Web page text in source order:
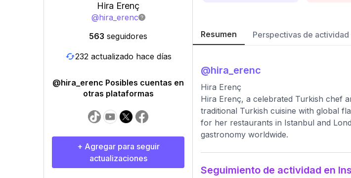
Hira Erenç
@hira_erenc
563 seguidores
232 actualizado hace días
@hira_erenc Posibles cuentas en
otras plataformas
+ Agregar para seguir
actualizaciones
Resumen Perspectivas de actividad
@hira_erenc
Hira Erenç
Hira Erenç, a celebrated Turkish chef
traditional Turkish cuisine with global
for her restaurants in Istanbul and
gastronomy worldwide.
Seguimiento de actividad en